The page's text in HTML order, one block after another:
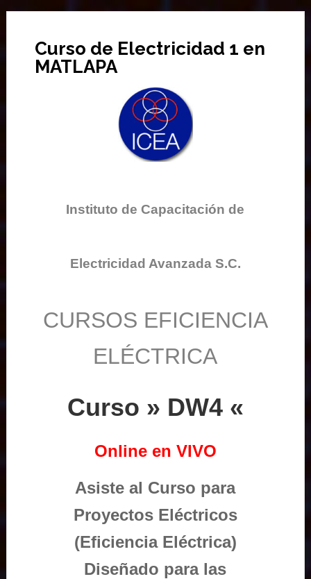
Curso de Electricidad 1 en
MATLAPA
Instituto de Capacitación de
Electricidad Avanzada S.C.
CURSOS EFICIENCIA
ELÉCTRICA
Curso » DW4 «
Online en VIVO
Asiste al Curso para
Proyectos Eléctricos
(Eficiencia Eléctrica)
Diseñado para las